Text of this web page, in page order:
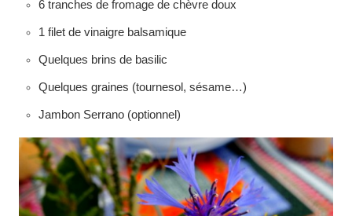
6 tranches de fromage de chèvre doux
1 filet de vinaigre balsamique
Quelques brins de basilic
Quelques graines (tournesol, sésame…)
Jambon Serrano (optionnel)